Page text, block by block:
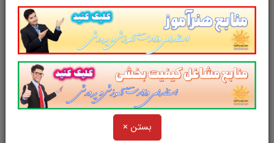
بستن ×
خلاصهجلد سومکتابراه رشد
آیت الله حائری شیرازی
خلاصهجلد چهارمکتابراه رشد
آیت الله حائری شیرازی